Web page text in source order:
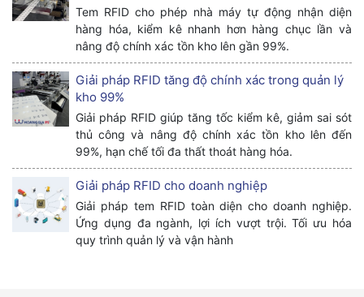
Tem RFID cho phép nhà máy tự động nhận diện
hàng hóa, kiểm kê nhanh hơn hàng chục lần và
nâng độ chính xác tồn kho lên gần 99%.
Giải pháp RFID tăng độ chính xác trong quản lý
kho 99%
Giải pháp RFID giúp tăng tốc kiểm kê, giảm sai sót
thủ công và nâng độ chính xác tồn kho lên đến
99%, hạn chế tối đa thất thoát hàng hóa.
Giải pháp RFID cho doanh nghiệp
Giải pháp tem RFID toàn diện cho doanh nghiệp.
Ứng dụng đa ngành, lợi ích vượt trội. Tối ưu hóa
quy trình quản lý và vận hành